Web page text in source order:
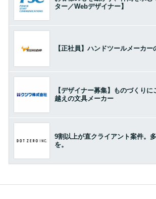
ター／Webデザイナー】
【正社員】ハンドツールメーカー
【デザイナー募集】ものづくり
越えの文具メーカー
9割以上が直クライアント案件。
を。